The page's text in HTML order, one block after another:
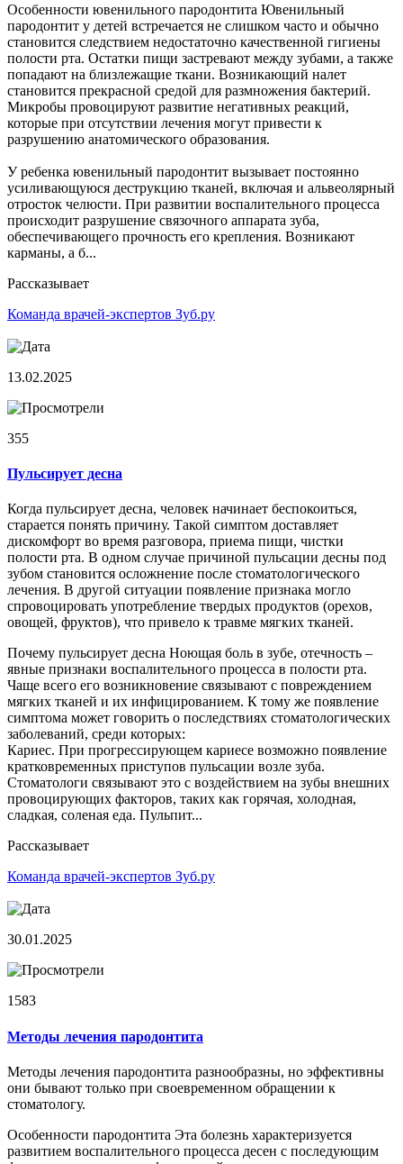
Особенности ювенильного пародонтита Ювенильный
пародонтит у детей встречается не слишком часто и обычно
становится следствием недостаточно качественной гигиены
полости рта. Остатки пищи застревают между зубами, а также
попадают на близлежащие ткани. Возникающий налет
становится прекрасной средой для размножения бактерий.
Микробы провоцируют развитие негативных реакций,
которые при отсутствии лечения могут привести к
разрушению анатомического образования.
У ребенка ювенильный пародонтит вызывает постоянно
усиливающуюся деструкцию тканей, включая и альвеолярный
отросток челюсти. При развитии воспалительного процесса
происходит разрушение связочного аппарата зуба,
обеспечивающего прочность его крепления. Возникают
карманы, а б...
Рассказывает
Команда врачей-экспертов Зуб.ру
13.02.2025
355
Пульсирует десна
Когда пульсирует десна, человек начинает беспокоиться,
старается понять причину. Такой симптом доставляет
дискомфорт во время разговора, приема пищи, чистки
полости рта. В одном случае причиной пульсации десны под
зубом становится осложнение после стоматологического
лечения. В другой ситуации появление признака могло
спровоцировать употребление твердых продуктов (орехов,
овощей, фруктов), что привело к травме мягких тканей.
Почему пульсирует десна Ноющая боль в зубе, отечность –
явные признаки воспалительного процесса в полости рта.
Чаще всего его возникновение связывают с повреждением
мягких тканей и их инфицированием. К тому же появление
симптома может говорить о последствиях стоматологических
заболеваний, среди которых:
Кариес. При прогрессирующем кариесе возможно появление
кратковременных приступов пульсации возле зуба.
Стоматологи связывают это с воздействием на зубы внешних
провоцирующих факторов, таких как горячая, холодная,
сладкая, соленая еда. Пульпит...
Рассказывает
Команда врачей-экспертов Зуб.ру
30.01.2025
1583
Методы лечения пародонтита
Методы лечения пародонтита разнообразны, но эффективны
они бывают только при своевременном обращении к
стоматологу.
Особенности пародонтита Эта болезнь характеризуется
развитием воспалительного процесса десен с последующим